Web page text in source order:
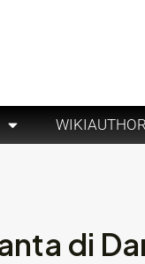
WIKIAUTHOR
di